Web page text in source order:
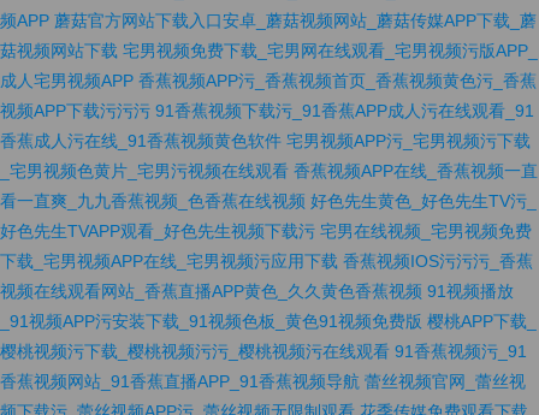
频APP 蘑菇官方网站下载入口安卓_蘑菇视频网站_蘑菇传媒APP下载_蘑
菇视频网站下载 宅男视频免费下载_宅男网在线观看_宅男视频污版APP_
成人宅男视频APP 香蕉视频APP污_香蕉视频首页_香蕉视频黄色污_香蕉
视频APP下载污污污 91香蕉视频下载污_91香蕉APP成人污在线观看_91
香蕉成人污在线_91香蕉视频黄色软件 宅男视频APP污_宅男视频污下载
_宅男视频色黄片_宅男污视频在线观看 香蕉视频APP在线_香蕉视频一直
看一直爽_九九香蕉视频_色香蕉在线视频 好色先生黄色_好色先生TV污_
好色先生TVAPP观看_好色先生视频下载污 宅男在线视频_宅男视频免费
下载_宅男视频APP在线_宅男视频污应用下载 香蕉视频IOS污污污_香蕉
视频在线观看网站_香蕉直播APP黄色_久久黄色香蕉视频 91视频播放
_91视频APP污安装下载_91视频色板_黄色91视频免费版 樱桃APP下载_
樱桃视频污下载_樱桃视频污污_樱桃视频污在线观看 91香蕉视频污_91
香蕉视频网站_91香蕉直播APP_91香蕉视频导航 蕾丝视频官网_蕾丝视
频下载污_蕾丝视频APP污_蕾丝视频无限制观看 花季传媒免费观看下载_